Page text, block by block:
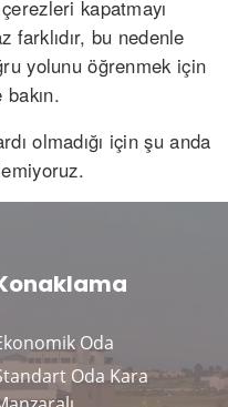
kapatmayı
farklıdır, bu nedenle
yolunu öğrenmek için
bakın.
olmadığı için şu anda
Oda
Oda Kara